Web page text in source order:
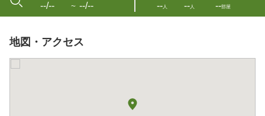
--/-- 〜 --/-- --人 --人 --部屋
地図・アクセス